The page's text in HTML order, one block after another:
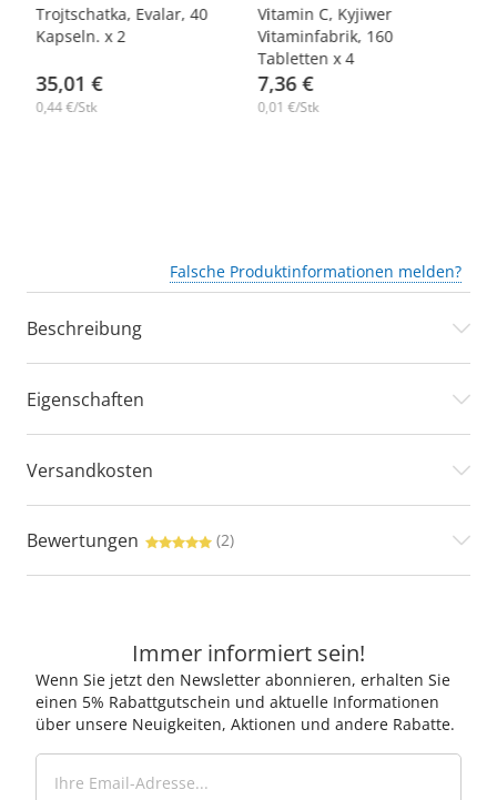
-14%
Trojtschatka, Evalar, 40
Kapseln. х 2
35,01 €
0,44 €/Stk
-14%
Vitamin C, Kyjiwer
Vitaminfabrik, 160
Tabletten х 4
7,36 €
0,01 €/Stk
Falsche Produktinformationen melden?
Beschreibung
Eigenschaften
Versandkosten
Bewertungen (2)
Immer informiert sein!
Wenn Sie jetzt den Newsletter abonnieren, erhalten Sie
einen 5% Rabattgutschein und aktuelle Informationen
über unsere Neuigkeiten, Aktionen und andere Rabatte.